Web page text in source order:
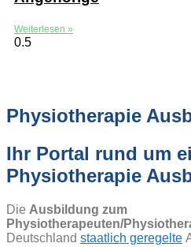
Weiterlesen »
Physiotherapie
Ihr Portal rund um
Physiotherapie
Die Ausbildung zum
Physiotherapeuten/
Deutschland staatlich geregelte